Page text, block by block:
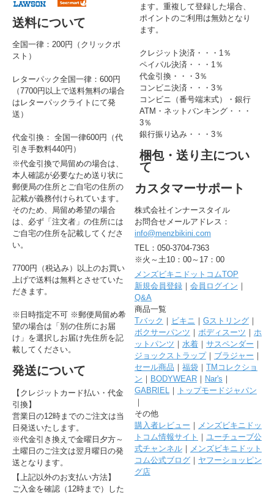
送料について
全国一律：200円（クリックポ
スト）
レターパック全国一律：600円
（7700円以上で送料無料の場合
はレターパックライトにて発
送）
代金引換： 全国一律600円（代
引き手数料440円）
※代金引換で局留めの場合は、
本人確認が必要なため送り状に
郵便局の住所とご自宅の住所の
記載が義務付けられています。
そのため、局留め希望の場合
は、必ず「注文者」の住所には
ご自宅の住所を記載してくださ
い。
7700円（税込み）以上のお買い
上げで送料は無料とさせていた
だきます。
※日時指定不可 ※郵便局留め希
望の場合は「別の住所にお届
け」を選択しお届け先住所を記
載してください。
発送について
【クレジットカード払い・代金
引換】
営業日の12時までのご注文は当
日発送いたします。
※代金引き換えで金曜日夕方～
土曜日のご注文は翌月曜日の発
送となります。
【上記以外のお支払い方法】
ご入金を確認（12時まで）した
ます。重複して登録した場合、
ポイントのご利用は無効となり
ます。
クレジット決済・・・1％
ペイパル決済・・・1％
代金引換・・・3％
コンビニ決済・・・3％
コンビニ（番号端末式）・銀行
ATM・ネットバンキング・・・
3％
銀行振り込み・・・3％
梱包・送り主につい
て
カスタマーサポート
株式会社インナースタイル
お問合せメールアドレス：
info@menzbikini.com
TEL：050-3704-7363
※火～土10：00～17：00
メンズビキニドットコムTOP
新規会員登録｜ 会員ログイン ｜
Q&A
商品一覧
Tバック ｜ ビキニ ｜ Gストリング｜
ボクサーパンツ ｜ ボディスーツ ｜ ホ
ットパンツ ｜ 水着｜ サスペンダー ｜
ジョックストラップ｜ ブラジャー ｜
セール商品 ｜ 福袋｜ TMコレクショ
ン ｜ BODYWEAR｜ Nar's ｜
GABRIEL｜
トップモードジャパン
｜
その他
購入者レビュー ｜ メンズビキニドッ
トコム情報サイト ｜ ユーチューブ公
式チャンネル｜ メンズビキニドット
コム公式ブログ｜ ヤフーショッピン
グ店